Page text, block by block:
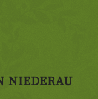
NIEDERAU